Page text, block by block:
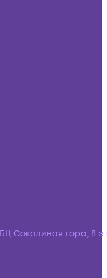
Соколиная гора, 8